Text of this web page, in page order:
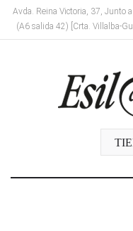
Avda. Reina Victoria, 37, Junto
(A6 salida 42) [Crta. Villalba-